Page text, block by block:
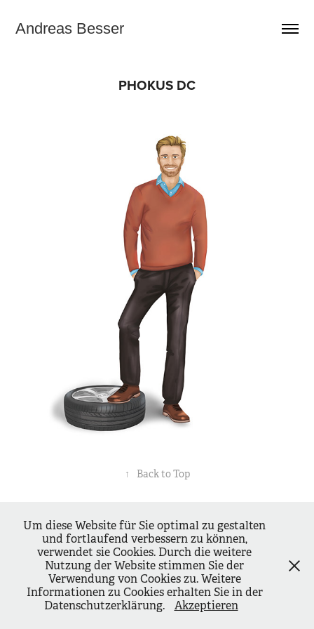
Andreas Besser
PHOKUS DC
↑ Back to Top
Powered byAdobe Portfolio
Um diese Website für Sie optimal zu gestalten
und fortlaufend verbessern zu können,
verwendet sie Cookies. Durch die weitere
Nutzung der Website stimmen Sie der
Verwendung von Cookies zu. Weitere
Informationen zu Cookies erhalten Sie in der
Datenschutzerklärung.
Akzeptieren